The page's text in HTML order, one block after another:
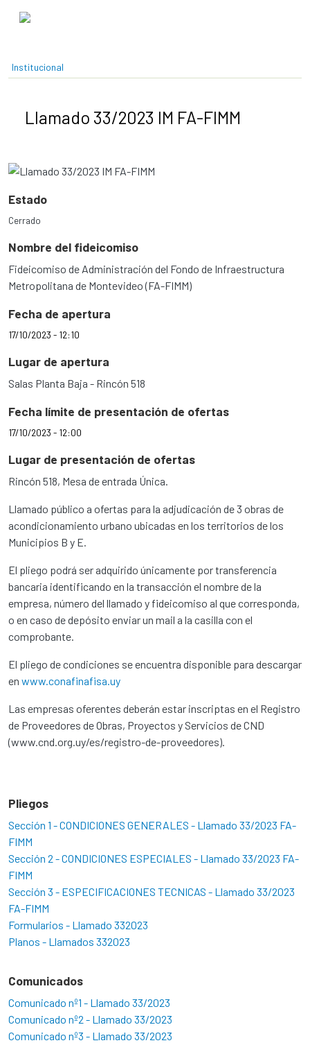
Institucional
Llamado 33/2023 IM FA-FIMM
Estado
Cerrado
Nombre del fideicomiso
Fideicomiso de Administración del Fondo de Infraestructura
Metropolitana de Montevideo (FA-FIMM)
Fecha de apertura
17/10/2023 - 12:10
Lugar de apertura
Salas Planta Baja - Rincón 518
Fecha límite de presentación de ofertas
17/10/2023 - 12:00
Lugar de presentación de ofertas
Rincón 518, Mesa de entrada Única.
Llamado público a ofertas para la adjudicación de 3 obras de
acondicionamiento urbano ubicadas en los territorios de los
Municipios B y E.
El pliego podrá ser adquirido únicamente por transferencia
bancaria identificando en la transacción el nombre de la
empresa, número del llamado y fideicomiso al que corresponda,
o en caso de depósito enviar un mail a la casilla con el
comprobante.
El pliego de condiciones se encuentra disponible para descargar
en www.conafinafisa.uy
Las empresas oferentes deberán estar inscriptas en el Registro
de Proveedores de Obras, Proyectos y Servicios de CND
(www.cnd.org.uy/es/registro-de-proveedores).
Pliegos
Sección 1 - CONDICIONES GENERALES - Llamado 33/2023 FA-
FIMM
Sección 2 - CONDICIONES ESPECIALES - Llamado 33/2023 FA-
FIMM
Sección 3 - ESPECIFICACIONES TECNICAS - Llamado 33/2023
FA-FIMM
Formularios - Llamado 332023
Planos - Llamados 332023
Comunicados
Comunicado nº1 - Llamado 33/2023
Comunicado nº2 - Llamado 33/2023
Comunicado nº3 - Llamado 33/2023